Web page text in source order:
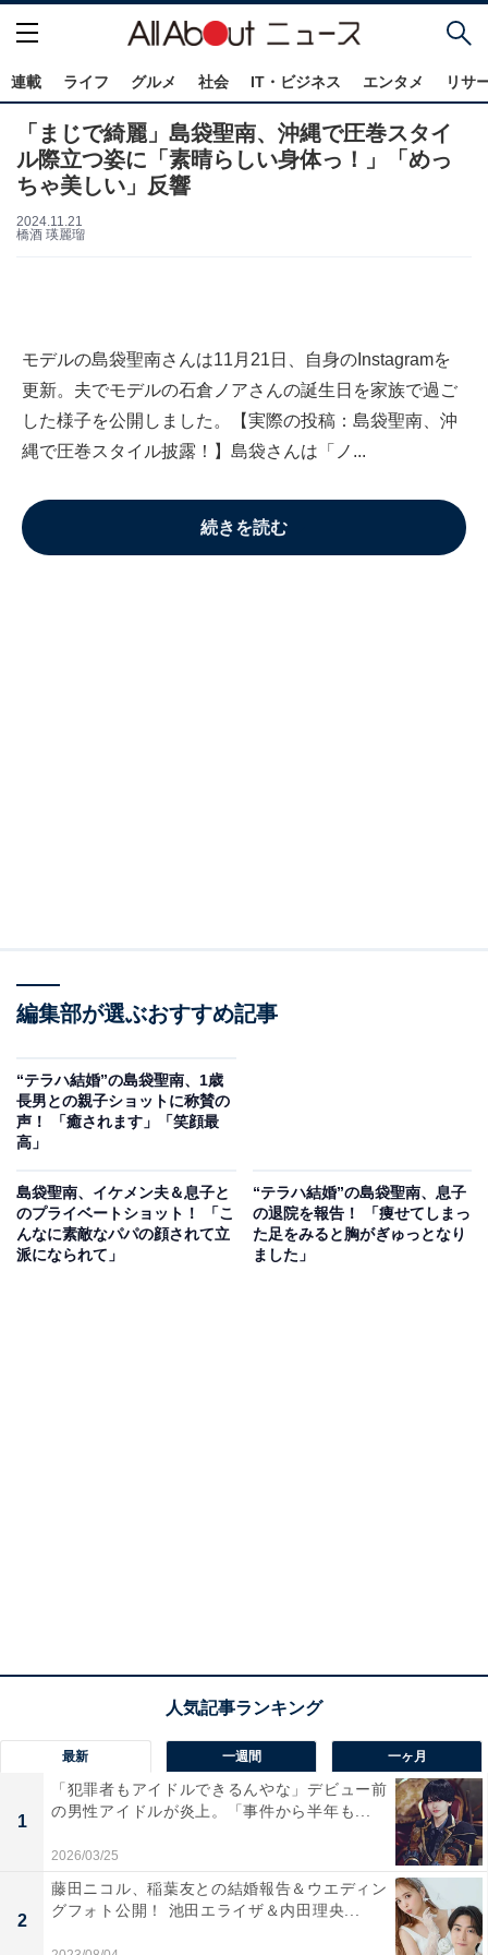
連載 ライフ グルメ 社会 IT・ビジネス エンタメ リサ
「まじで綺麗」島袋聖南、沖縄で圧巻スタイ
ル際立つ姿に「素晴らしい身体っ！」「めっ
ちゃ美しい」反響
2024.11.21
橋酒 瑛麗瑠
モデルの島袋聖南さんは11月21日、自身のInstagramを
更新。夫でモデルの石倉ノアさんの誕生日を家族で過ご
した様子を公開しました。【実際の投稿：島袋聖南、沖
縄で圧巻スタイル披露！】島袋さんは「ノ...
続きを読む
編集部が選ぶおすすめ記事
“テラハ結婚”の島袋聖南、1歳
長男との親子ショットに称賛の
声！ 「癒されます」「笑顔最
高」
島袋聖南、イケメン夫＆息子と
のプライベートショット！ 「こ
んなに素敵なパパの顔されて立
派になられて」
“テラハ結婚”の島袋聖南、息子
の退院を報告！ 「痩せてしまっ
た足をみると胸がぎゅっとなり
ました」
最新 一週間 一ヶ月
1
「犯罪者もアイドルできるんやな」デビュー前
の男性アイドルが炎上。「事件から半年も...
2026/03/25
2
藤田ニコル、稲葉友との結婚報告＆ウエディン
グフォト公開！ 池田エライザ＆内田理央...